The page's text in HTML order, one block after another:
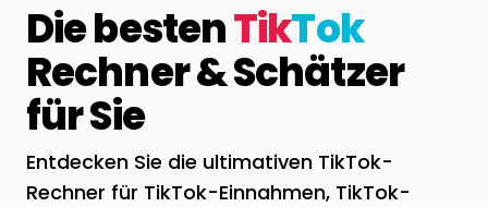
Die bestenTikTok
Rechner & Schätzer
für Sie
Entdecken Sie die ultimativen TikTok-
Rechner für TikTok-Einnahmen, TikTok-